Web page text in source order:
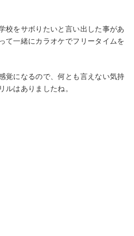
校をサボりたいと言い出した事があ
て一緒にカラオケでフリータイムを
覚になるので、何とも言えない気持
ルはありましたね。